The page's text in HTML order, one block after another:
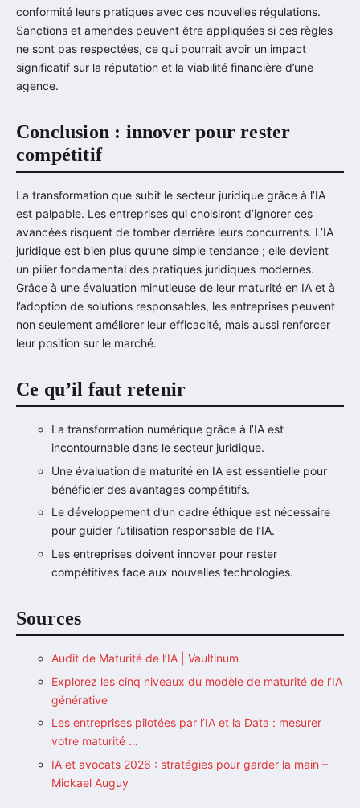
conformité leurs pratiques avec ces nouvelles régulations.
Sanctions et amendes peuvent être appliquées si ces règles
ne sont pas respectées, ce qui pourrait avoir un impact
significatif sur la réputation et la viabilité financière d’une
agence.
Conclusion : innover pour rester
compétitif
La transformation que subit le secteur juridique grâce à l’IA
est palpable. Les entreprises qui choisiront d’ignorer ces
avancées risquent de tomber derrière leurs concurrents. L’IA
juridique est bien plus qu’une simple tendance ; elle devient
un pilier fondamental des pratiques juridiques modernes.
Grâce à une évaluation minutieuse de leur maturité en IA et à
l’adoption de solutions responsables, les entreprises peuvent
non seulement améliorer leur efficacité, mais aussi renforcer
leur position sur le marché.
Ce qu’il faut retenir
La transformation numérique grâce à l’IA est
incontournable dans le secteur juridique.
Une évaluation de maturité en IA est essentielle pour
bénéficier des avantages compétitifs.
Le développement d’un cadre éthique est nécessaire
pour guider l’utilisation responsable de l’IA.
Les entreprises doivent innover pour rester
compétitives face aux nouvelles technologies.
Sources
Audit de Maturité de l’IA | Vaultinum
Explorez les cinq niveaux du modèle de maturité de l’IA
générative
Les entreprises pilotées par l’IA et la Data : mesurer
votre maturité …
IA et avocats 2026 : stratégies pour garder la main –
Mickael Auguy